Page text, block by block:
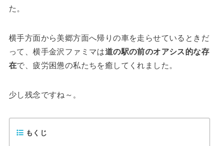
た。
横手方面から美郷方面へ帰りの車を走らせているときだ
って、横手金沢ファミマは道の駅の前のオアシス的な存
在で、疲労困憊の私たちを癒してくれました。
少し残念ですね～。
もくじ